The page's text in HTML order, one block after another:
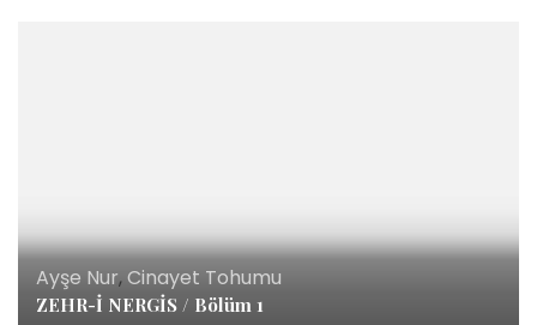
Ayşe Nur,Cinayet Tohumu
ZEHR-İ NERGİS / Bölüm 1